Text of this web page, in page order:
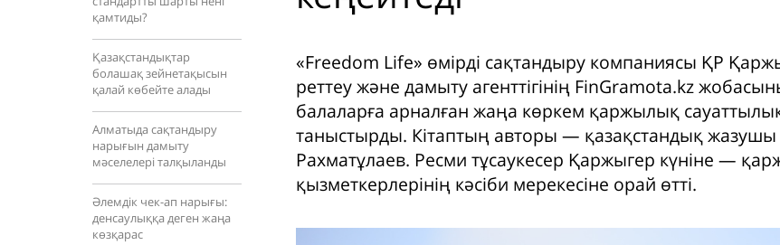
қамтиды?
Қазақстандықтар
болашақ зейнетақысын
қалай көбейте алады
Алматыда сақтандыру
нарығын дамыту
мәселелері талқыланды
Әлемдік чек-ап нарығы:
денсаулыққа деген жаңа
көзқарас
«Freedom Life» өмірді сақтандыру компаниясы ҚР
реттеу және дамыту агенттігінің FinGramota.kz
балаларға арналған жаңа көркем қаржылық
таныстырды. Кітаптың авторы — қазақстандық жазушы
Рахматұлаев. Ресми тұсаукесер Қаржыгер күніне —
қызметкерлерінің кәсіби мерекесіне орай өтті.